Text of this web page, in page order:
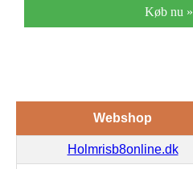
Køb nu »
Webshop
Holmrisb8online.dk